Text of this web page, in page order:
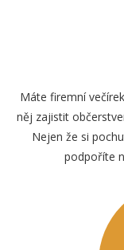
Máte firemní
něj zajistit
Nejen že si
podpoříte